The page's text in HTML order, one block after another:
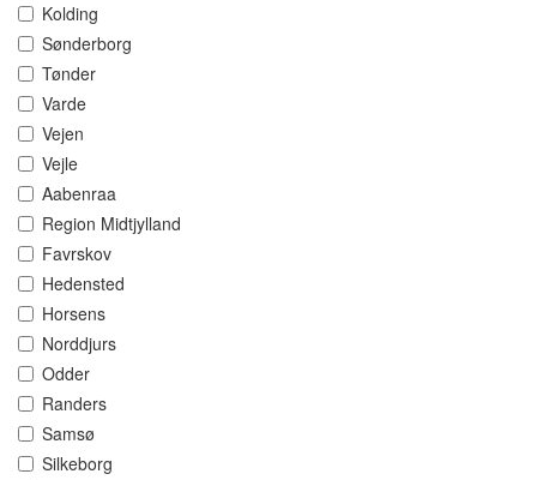
Kolding
Sønderborg
Tønder
Varde
Vejen
Vejle
Aabenraa
Region Midtjylland
Favrskov
Hedensted
Horsens
Norddjurs
Odder
Randers
Samsø
Silkeborg